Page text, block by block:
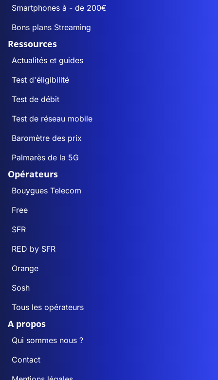
Smartphones à - de 200€
Bons plans Streaming
Ressources
Actualités et guides
Test d'éligibilité
Test de débit
Test de réseau mobile
Baromètre des prix
Palmarès de la 5G
Opérateurs
Bouygues Telecom
Free
SFR
RED by SFR
Orange
Sosh
Tous les opérateurs
A propos
Qui sommes nous ?
Contact